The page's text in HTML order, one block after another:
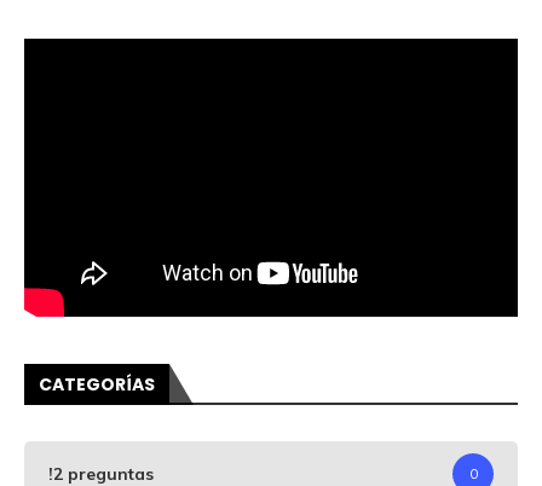
CATEGORÍAS
!2 preguntas 0